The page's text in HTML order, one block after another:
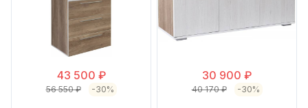
43 500 ₽
56 550 ₽ -30%
30 900 ₽
40 170 ₽ -30%